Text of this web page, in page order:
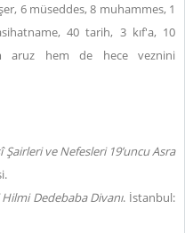
6 müseddes, 8 muhammes, 1
40 tarih, 3 kıf'a, 10
aruz hem de hece veznini
Şairleri ve Nefesleri 19’uncu Asra
Dedebaba Divanı. İstanbul: